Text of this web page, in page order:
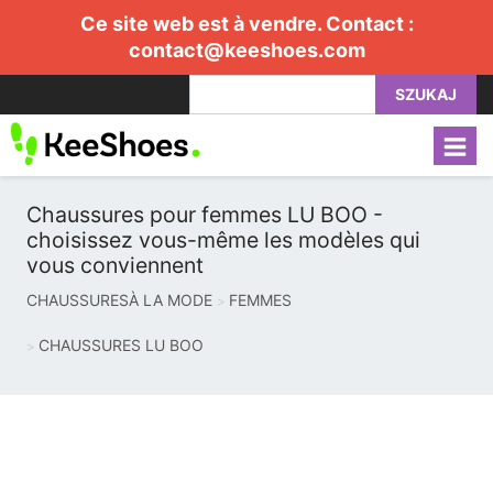
Ce site web est à vendre. Contact :
contact@keeshoes.com
SZUKAJ
Chaussures pour femmes LU BOO -
choisissez vous-même les modèles qui
vous conviennent
CHAUSSURESÀ LA MODE FEMMES
CHAUSSURES LU BOO